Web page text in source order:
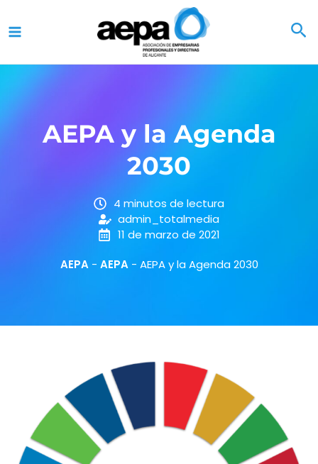
al
contenido
AEPA y la Agenda
2030
4 minutos de lectura
admin_totalmedia
11 de marzo de 2021
AEPA- AEPA- AEPA y la Agenda 2030